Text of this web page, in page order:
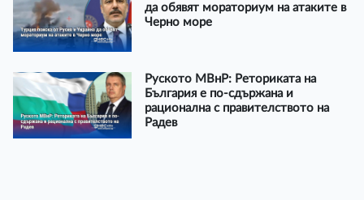
да обявят мораториум на атаките в
Черно море
Руското МВнР: Реториката на
България е по-сдържана и
рационална с правителството на
Радев